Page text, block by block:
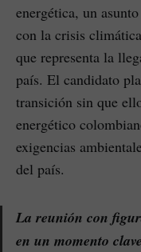
energética, un
con la crisis
que representa la
país. El candidato
transición sin que
energético
exigencias
del país.
La reunión con
en un momento